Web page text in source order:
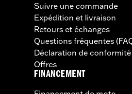
Suivre une commande
Expédition et livraison
Retours et échanges
Questions fréquentes
Déclaration de conformité
Offres
FINANCEMENT